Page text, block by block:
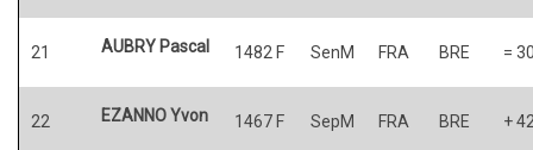
21 AUBRY Pascal 1482 F SenM FRA BRE =
22 EZANNO Yvon 1467 F SepM FRA BRE +